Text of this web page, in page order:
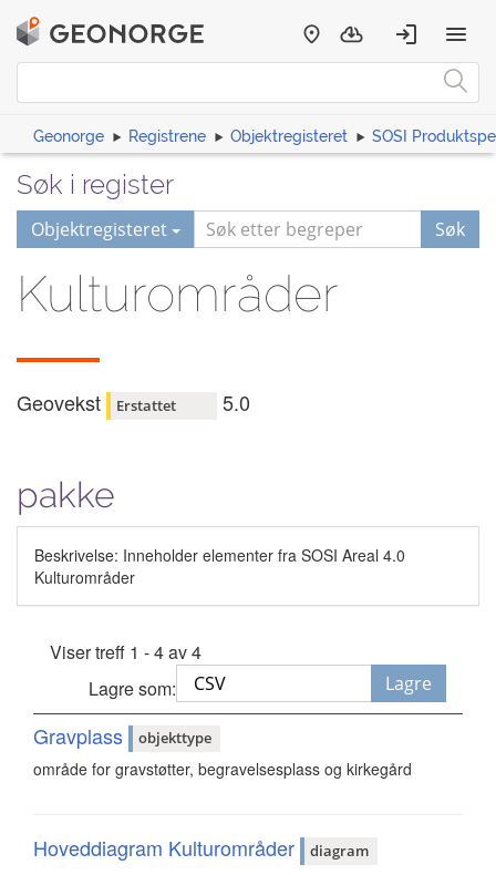
Geonorge Registrene Objektregisteret SOSI
Søk i register
Objektregisteret Søk
Kulturområder
Geovekst Erstattet 5.0
pakke
Beskrivelse: Inneholder elementer fra SOSI Areal 4.0
Kulturområder
Viser treff 1 - 4 av 4
Lagre som:
Lagre
Gravplass objekttype
område for gravstøtter, begravelsesplass og kirkegård
Hoveddiagram Kulturområder diagram